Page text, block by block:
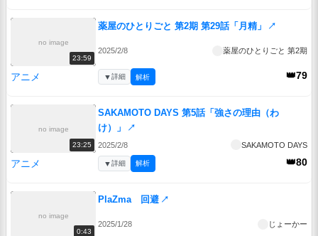
no image
23:59
薬屋のひとりごと 第2期 第29話「月精」 ↗
2025/2/8 薬屋のひとりごと 第2期
アニメ 👑79
▼詳細 解析
no image
23:25
SAKAMOTO DAYS 第5話「強さの理由（わ
け）」
↗
2025/2/8 SAKAMOTO DAYS
アニメ 👑80
▼詳細 解析
no image
0:43
PlaZma 回避 ↗
2025/1/28 じょーかー